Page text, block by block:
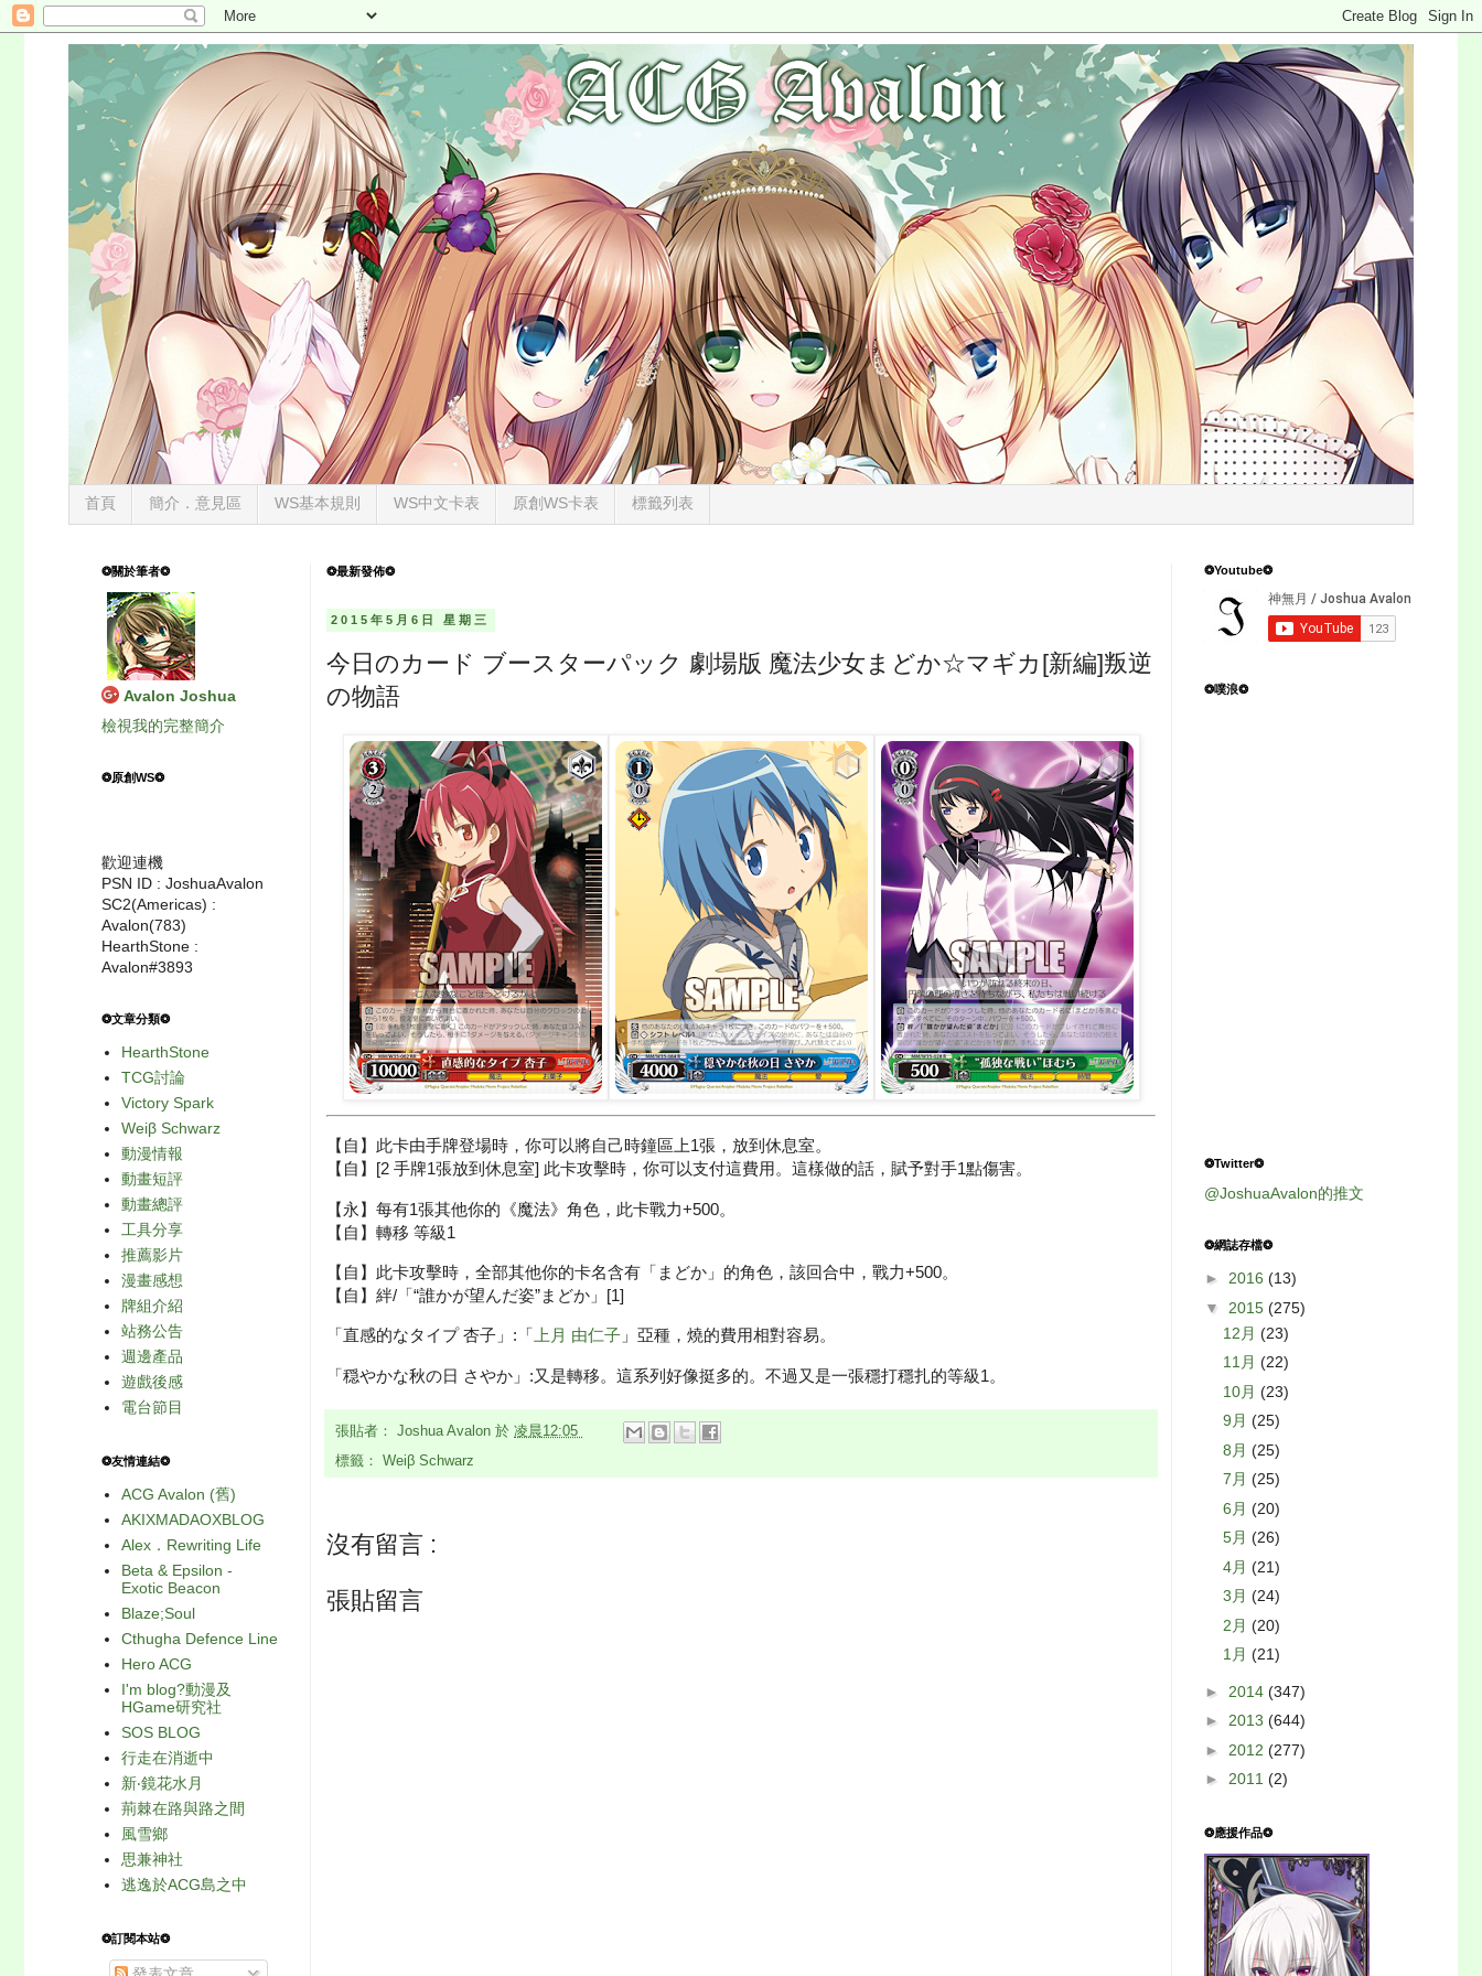
首頁 簡介．意見區 WS基本規則 WS中文卡表 原創WS卡表 標籤列表
❂最新發佈❂
2015年5月6日 星期三
今日のカード ブースターパック 劇場版 魔法少女まどか☆マギカ[新編]叛逆
の物語
【自】此卡由手牌登場時，你可以將自己時鐘區上1張，放到休息室。
【自】[2 手牌1張放到休息室] 此卡攻擊時，你可以支付這費用。這樣做的話，賦予對手1點傷害。
【永】每有1張其他你的《魔法》角色，此卡戰力+500。
【自】轉移 等級1
【自】此卡攻擊時，全部其他你的卡名含有「まどか」的角色，該回合中，戰力+500。
【自】絆/「“誰かが望んだ姿”まどか」[1]
「直感的なタイプ 杏子」:「上月 由仁子 」亞種，燒的費用相對容易。
「穏やかな秋の日 さやか」:又是轉移。這系列好像挺多的。不過又是一張穩打穩扎的等級1。
張貼者： Joshua Avalon 於 凌晨12:05
標籤： Weiβ Schwarz
沒有留言 :
張貼留言
❂關於筆者❂
Avalon Joshua
檢視我的完整簡介
❂原創WS❂
歡迎連機
PSN ID : JoshuaAvalon
SC2(Americas) :
Avalon(783)
HearthStone :
Avalon#3893
❂文章分類❂
HearthStone
TCG討論
Victory Spark
Weiβ Schwarz
動漫情報
動畫短評
動畫總評
工具分享
推薦影片
漫畫感想
牌組介紹
站務公告
週邊產品
遊戲後感
電台節目
❂友情連結❂
ACG Avalon (舊)
AKIXMADAOXBLOG
Alex．Rewriting Life
Beta & Epsilon -
Exotic Beacon
Blaze;Soul
Cthugha Defence Line
Hero ACG
I'm blog?動漫及
HGame研究社
SOS BLOG
行走在消逝中
新‧鏡花水月
荊棘在路與路之間
風雪鄉
思兼神社
逃逸於ACG島之中
❂訂閱本站❂
❂Youtube❂
❂噗浪❂
❂Twitter❂
@JoshuaAvalon的推文
❂網誌存檔❂
► 2016 (13)
▼ 2015 (275)
12月 (23)
11月 (22)
10月 (23)
9月 (25)
8月 (25)
7月 (25)
6月 (20)
5月 (26)
4月 (21)
3月 (24)
2月 (20)
1月 (21)
► 2014 (347)
► 2013 (644)
► 2012 (277)
► 2011 (2)
❂應援作品❂